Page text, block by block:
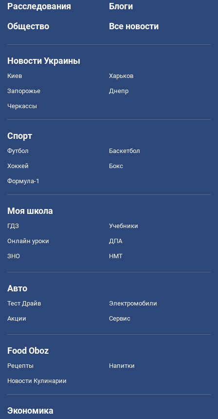
Расследования
Блоги
Общество
Все новости
Новости Украины
Киев Харьков
Запорожье Днепр
Черкассы
Спорт
Футбол Баскетбол
Хоккей Бокс
Формула-1
Моя школа
ГДЗ Учебники
Онлайн уроки ДПА
ЗНО НМТ
Авто
Тест Драйв Электромобили
Акции Сервис
Food Oboz
Рецепты Напитки
Новости Кулинарии
Экономика